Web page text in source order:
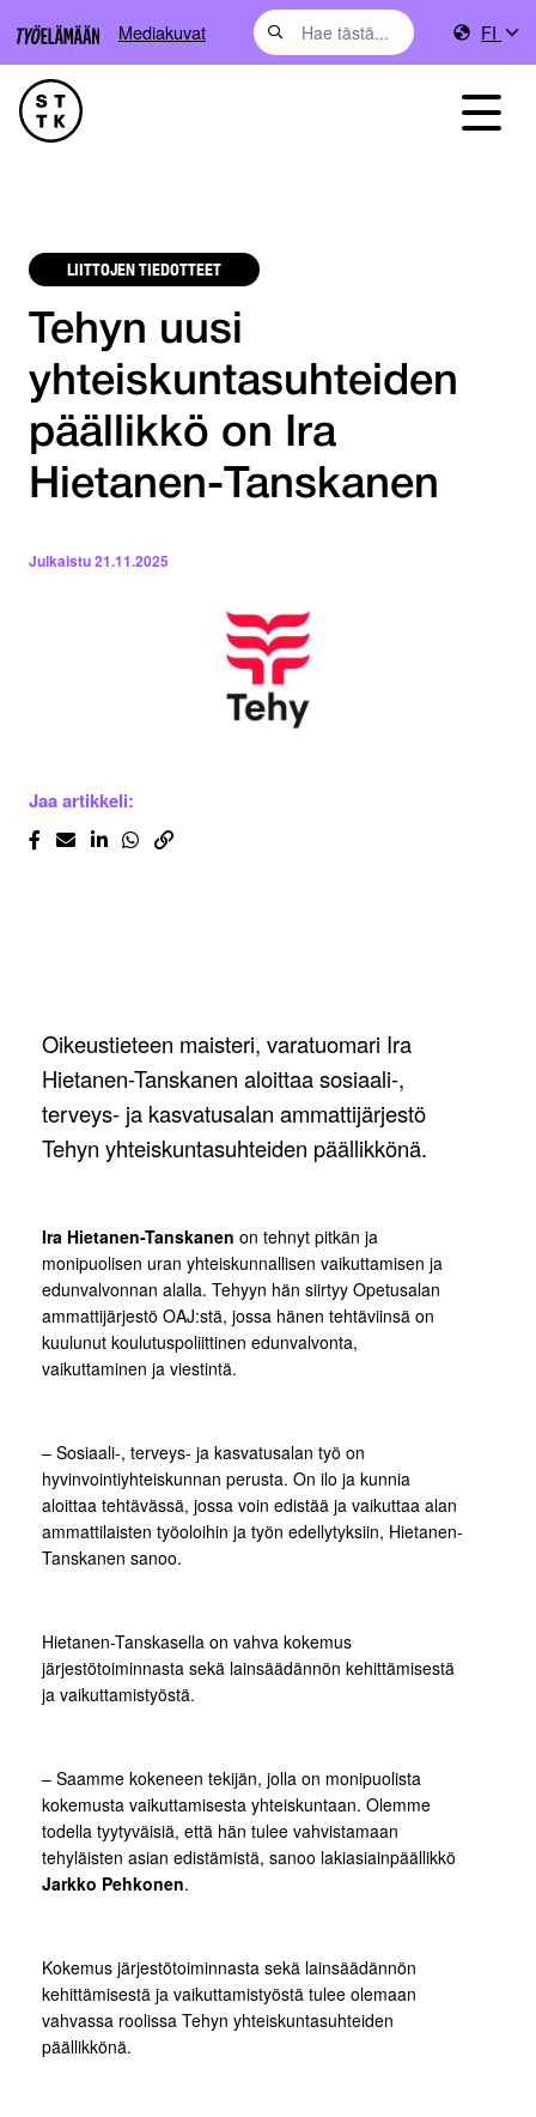
Mediakuvat FI
LIITTOJEN TIEDOTTEET
Tehyn uusi
yhteiskuntasuhteiden
päällikkö on Ira
Hietanen-Tanskanen
Julkaistu21.11.2025
Jaa artikkeli:
Oikeustieteen maisteri, varatuomari Ira
Hietanen-Tanskanen aloittaa sosiaali-,
terveys- ja kasvatusalan ammattijärjestö
Tehyn yhteiskuntasuhteiden päällikkönä.
Ira Hietanen-Tanskanen on tehnyt pitkän ja
monipuolisen uran yhteiskunnallisen vaikuttamisen ja
edunvalvonnan alalla. Tehyyn hän siirtyy Opetusalan
ammattijärjestö OAJ:stä, jossa hänen tehtäviinsä on
kuulunut koulutuspoliittinen edunvalvonta,
vaikuttaminen ja viestintä.
– Sosiaali-, terveys- ja kasvatusalan työ on
hyvinvointiyhteiskunnan perusta. On ilo ja kunnia
aloittaa tehtävässä, jossa voin edistää ja vaikuttaa alan
ammattilaisten työoloihin ja työn edellytyksiin, Hietanen-
Tanskanen sanoo.
Hietanen-Tanskasella on vahva kokemus
järjestötoiminnasta sekä lainsäädännön kehittämisestä
ja vaikuttamistyöstä.
– Saamme kokeneen tekijän, jolla on monipuolista
kokemusta vaikuttamisesta yhteiskuntaan. Olemme
todella tyytyväisiä, että hän tulee vahvistamaan
tehyläisten asian edistämistä, sanoo lakiasiainpäällikkö
Jarkko Pehkonen.
Kokemus järjestötoiminnasta sekä lainsäädännön
kehittämisestä ja vaikuttamistyöstä tulee olemaan
vahvassa roolissa Tehyn yhteiskuntasuhteiden
päällikkönä.